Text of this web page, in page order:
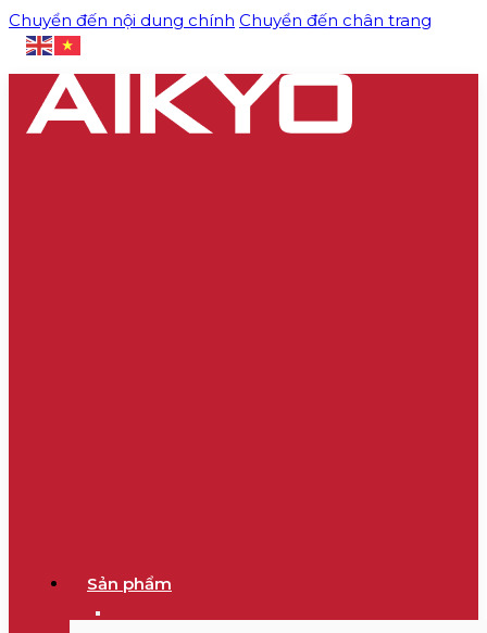
Chuyển đến nội dung chính Chuyển đến chân trang
Sản phẩm